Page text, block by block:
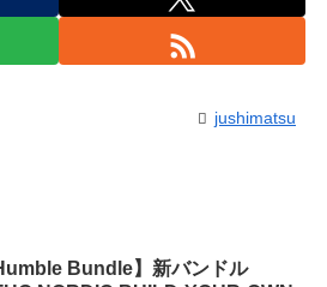
jushimatsu
Bundle】新バンドル